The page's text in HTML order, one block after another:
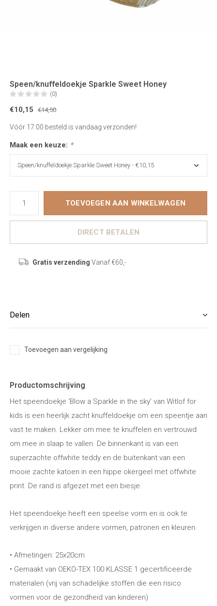
Speen/knuffeldoekje Sparkle Sweet Honey
(0)
€10,15 €14,50
Vóór 17:00 besteld is vandaag verzonden!
Maak een keuze: *
TOEVOEGEN AAN WINKELWAGEN
DIRECT BETALEN
Gratis verzending Vanaf €60,-
Delen
Toevoegen aan vergelijking
Productomschrijving
Het speendoekje ‘Blow a Sparkle in the sky’ van Witlof for
kids is een heerlijk zacht knuffeldoekje om een speentje aan
vast te maken. Lekker om mee te knuffelen en vertrouwd
om mee in slaap te vallen. De binnenkant is van een
superzachte offwhite teddy en de buitenkant van een
mooie zachte katoen in een hippe okergeel met offwhite
print. De rand is afgezet met een biesje.
Het speendoekje heeft een speelse vorm en is ook te
verkrijgen in diverse andere vormen, patronen en kleuren.
• Afmetingen: 25x20cm
• Gemaakt van OEKO-TEX 100 KLASSE 1 gecertificeerde
materialen (vrij van schadelijke stoffen die een risico
vormen voor de gezondheid van kinderen)